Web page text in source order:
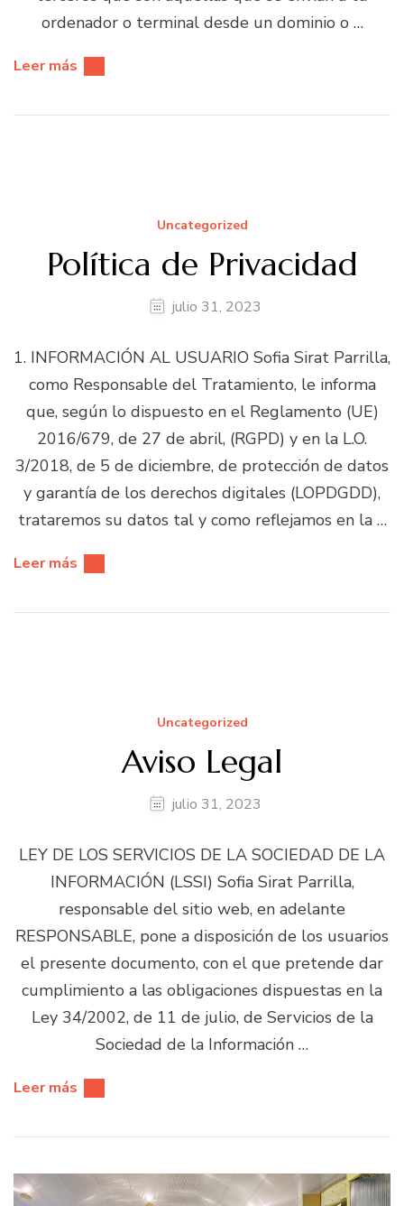
ordenador o terminal desde un dominio o …
Leer más
Uncategorized
Política de Privacidad
julio 31, 2023
1. INFORMACIÓN AL USUARIO Sofia Sirat Parrilla,
como Responsable del Tratamiento, le informa
que, según lo dispuesto en el Reglamento (UE)
2016/679, de 27 de abril, (RGPD) y en la L.O.
3/2018, de 5 de diciembre, de protección de datos
y garantía de los derechos digitales (LOPDGDD),
trataremos su datos tal y como reflejamos en la …
Leer más
Uncategorized
Aviso Legal
julio 31, 2023
LEY DE LOS SERVICIOS DE LA SOCIEDAD DE LA
INFORMACIÓN (LSSI) Sofia Sirat Parrilla,
responsable del sitio web, en adelante
RESPONSABLE, pone a disposición de los usuarios
el presente documento, con el que pretende dar
cumplimiento a las obligaciones dispuestas en la
Ley 34/2002, de 11 de julio, de Servicios de la
Sociedad de la Información …
Leer más